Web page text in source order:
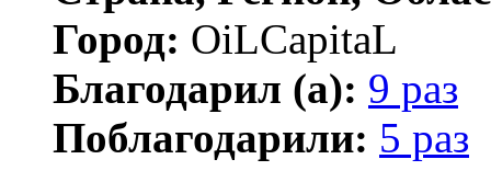
Город: OiLCapitaL
Благодарил (а): 9 раз
Поблагодарили: 5 раз